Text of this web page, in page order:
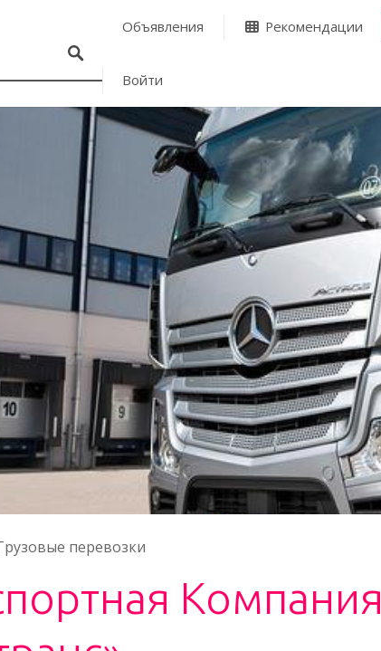
Объявления Рекомендации
Войти
перевозки
Компания